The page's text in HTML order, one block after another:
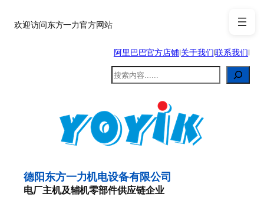
至欢迎访问东方一力官方网站
阿里巴巴官方店铺|关于我们|联系我们|
搜
索
德阳东方一力机电设备有限公司
电厂主机及辅机零部件供应链企业